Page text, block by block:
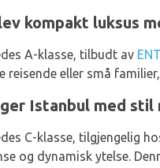
kompakt luksus
A-klasse, tilbudt av
reisende eller små
Istanbul med stil
C-klasse, tilgjengelig
og dynamisk ytelse.